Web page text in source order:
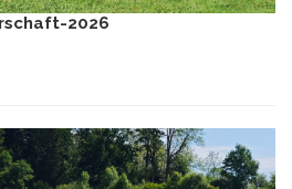
2026